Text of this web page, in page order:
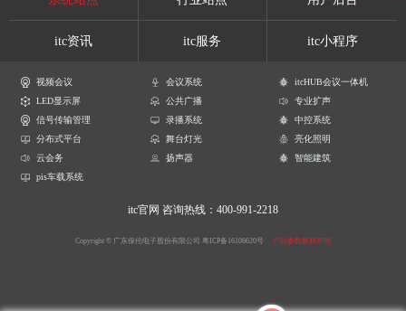
itc资讯 itc服务 itc小程序
视频会议 会议系统
itcHUB会议一体机
LED显示屏
公共广播
专业扩声
信号传输管理
录播系统
中控系统
分布式平台
舞台灯光
亮化照明
云会务
扬声器
智能建筑
pis车载系统
itc官网 咨询热线：400-991-2218
Copyright © 广东保伦电子股份有限公司 粤ICP备16106620号 产品参数解释声明